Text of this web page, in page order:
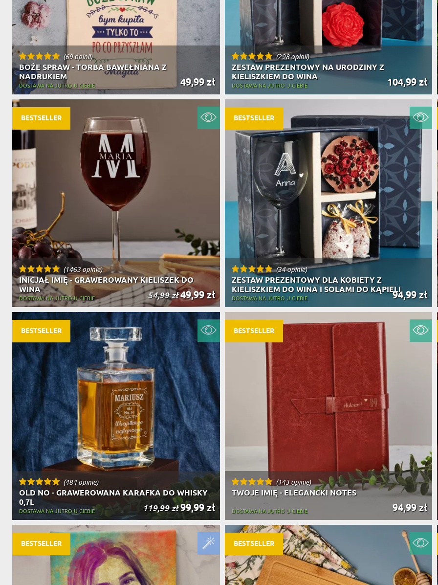
(69 opinii)
BOŻE SPRAW - TORBA BAWEŁNIANA Z
NADRUKIEM
49,99 zł
DOSTAWA NA JUTRO U CIEBIE
(298 opinii)
ZESTAW PREZENTOWY NA URODZINY Z
KIELISZKIEM DO WINA
104,99 zł
DOSTAWA NA JUTRO U CIEBIE
(34 opinie)
ZESTAW PREZENTOWY DLA KOBIETY Z
KIELISZKIEM DO WINA I SOLAMI DO KĄPIELI94,99 zł
DOSTAWA NA JUTRO U CIEBIE
BESTSELLER
(1463 opinie)
INICJAŁ IMIĘ - GRAWEROWANY KIELISZEK DO
WINA
54,99 zł49,99 zł
DOSTAWA NA JUTRO U CIEBIE
BESTSELLER
(484 opinie)
OLD NO - GRAWEROWANA KARAFKA DO WHISKY
0,7L
119,99 zł99,99 zł
DOSTAWA NA JUTRO U CIEBIE
BESTSELLER
(143 opinie)
TWOJE IMIĘ - ELEGANCKI NOTES
94,99 zł
DOSTAWA NA JUTRO U CIEBIE
BESTSELLER
BESTSELLER
BESTSELLER